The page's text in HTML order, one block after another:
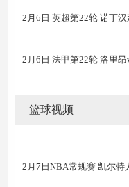
2月6日 英超第22轮 诺丁
2月6日 法甲第22轮 洛里
篮球视频
2月7日NBA常规赛 凯尔特